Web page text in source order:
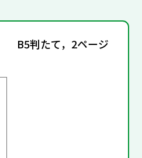
B5判たて，2ページ